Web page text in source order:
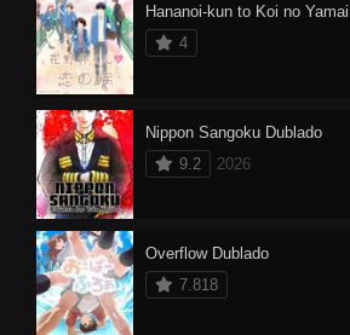
Hananoi-kun to Koi no
4
Nippon Sangoku Dublado
9.2
2026
Overflow Dublado
7.818